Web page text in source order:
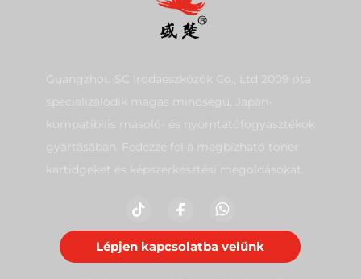
Guangzhou SC Irodaeszközök Co., Ltd 2009 óta
specializálódik magas minőségű, Japán-
kompatibilis másoló- és nyomtatófogyasztékok
gyártásában. Fedezze fel a megbízható toner
kartidgeket és képszerkesztési megoldásokat.
Lépjen kapcsolatba velünk